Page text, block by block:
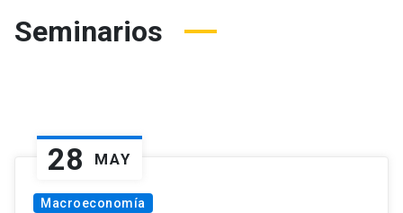
Seminarios
28 MAY
Macroeconomía